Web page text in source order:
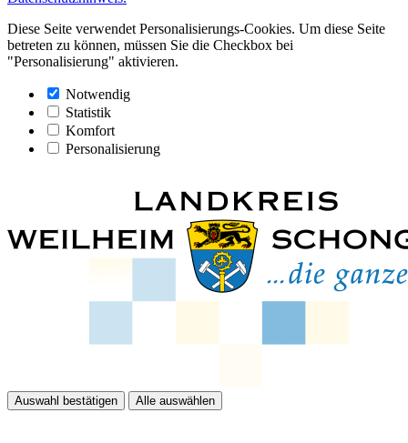
Diese Seite verwendet Personalisierungs-Cookies. Um diese Seite
betreten zu können, müssen Sie die Checkbox bei
"Personalisierung" aktivieren.
Notwendig
Statistik
Komfort
Personalisierung
Auswahl bestätigen Alle auswählen